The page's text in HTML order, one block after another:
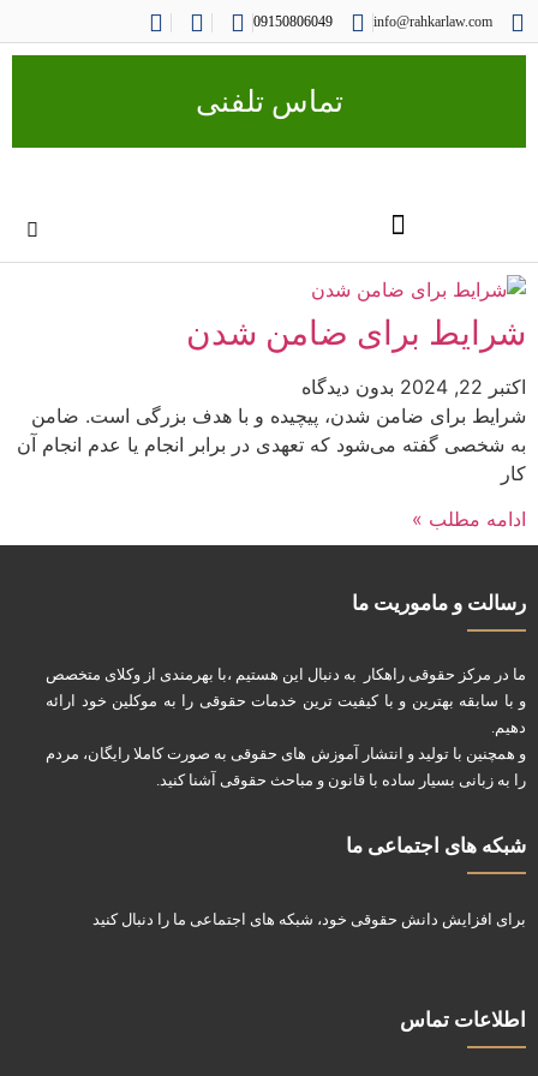
info@rahkarlaw.com
09150806049
تماس تلفنی
شرایط برای ضامن شدن
اکتبر 22, 2024
بدون دیدگاه
شرایط برای ضامن شدن، پیچیده و با هدف بزرگی است. ضامن
به شخصی گفته می‌شود که تعهدی در برابر انجام یا عدم انجام آن
کار
ادامه مطلب »
رسالت و ماموریت ما
ما در مرکز حقوقی راهکار به دنبال این هستیم ،با بهرمندی از وکلای متخصص
و با سابقه بهترین و با کیفیت ترین خدمات حقوقی را به موکلین خود ارائه
دهیم.
و همچنین با تولید و انتشار آموزش های حقوقی به صورت کاملا رایگان، مردم
را به زبانی بسیار ساده با قانون و مباحث حقوقی آشنا کنید.
شبکه های اجتماعی ما
برای افزایش دانش حقوقی خود، شبکه های اجتماعی ما را دنبال کنید
اطلاعات تماس